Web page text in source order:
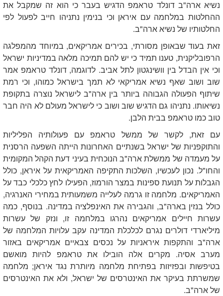
נשיא ארה"ב דונלד טראמפ הדגיש בעבר כי הוא זה שמקבל את
ההחלטות במלחמה עם איראן וכי בנימין נתניהו חייב לפעול לפי
החלטותיו של נשיא ארה"ב.
זאת בעוד שבאופן מסורתי, בכירים אמריקאים, במיוחד מהמפלגה
הרפובליקנית, טענו תמיד כי יש להם תמיכה מלאה במדיניות ישראל
וכי אין הבדל בין וושינגטון לתל אביב. לדוגמה, דונלד טראמפ אמר
שוב ושוב שאף נשיא אמריקאי לא תמך בישראל כמוהו, וכי רמת
שיתוף הפעולה הגבוהה ביותר בין ארה"ב לישראל נוצרה בתקופת
נשיאותו. נתניהו גם הדגיש שוב ושוב כי לישראל מעולם לא היה חבר
טוב כמו טראמפ בבית הלבן.
עם זאת, לקשר של ממשל טראמפ עם פעולותיה הפליליות
והתוקפניות של ישראל בשנתיים האחרונות הייתה השפעה הרסנית
על מעמדה של ממשלת ארה"ב הנוכחית בעיני דעת הקהל המקומית
והחו"ל. נכון לעכשיו, השלכות התקיפה האמריקאית על איראן, כולל
הגבלות על תנועת ספינות במצר הורמוז, הפעילו לחץ כלכלי כבד על
האמריקאים. מלחמה זו גרמה לעלייה משמעותית במחירי האנרגיה,
כולל בנזין בארה"ב, והגבירה את האינפלציה במדינה. בנוסף, כמה
עשרות חיילים אמריקאים נהרגו במלחמה זו, ונזק של עשרות
מיליארדי דולרים נגרם לכלכלת המדינה עקב עלויות המלחמה של
ארה"ב והתקפות איראניות על נכסים צבאיים אמריקאים באזור
מערב אסיה. מקרים אלה הובילו את טראמפ להיות מואשם
בטיפשות ובפזיזות בפתיחת מלחמה מיותרת נגד איראן; מלחמה
שמשרתת בעיקר את האינטרסים של ישראל, ולא את האינטרסים
של ארה"ב.